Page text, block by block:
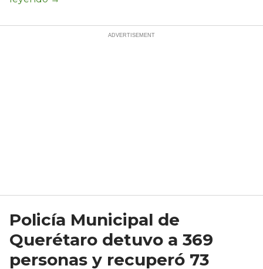
Policía Municipal de
Querétaro detuvo a 369
personas y recuperó 73